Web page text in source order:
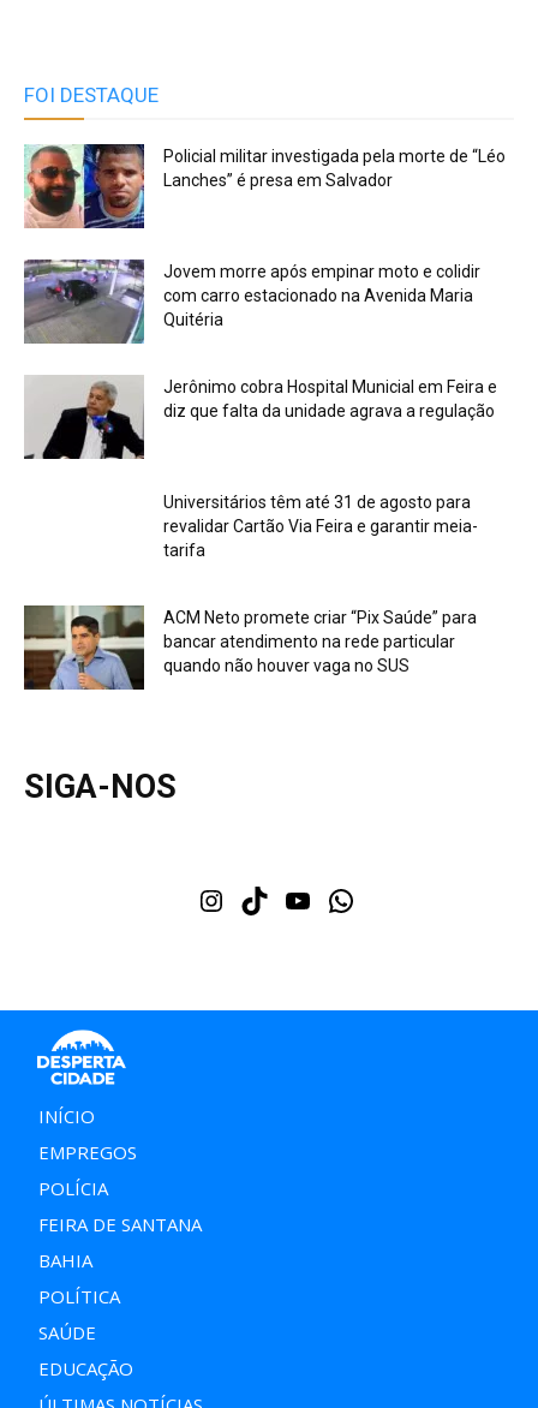
FOI DESTAQUE
Policial militar investigada pela morte de “Léo
Lanches” é presa em Salvador
Jovem morre após empinar moto e colidir
com carro estacionado na Avenida Maria
Quitéria
Jerônimo cobra Hospital Municial em Feira e
diz que falta da unidade agrava a regulação
Universitários têm até 31 de agosto para
revalidar Cartão Via Feira e garantir meia-
tarifa
ACM Neto promete criar “Pix Saúde” para
bancar atendimento na rede particular
quando não houver vaga no SUS
SIGA-NOS
Instagram
TikTok Youtube
INÍCIO
EMPREGOS
POLÍCIA
FEIRA DE SANTANA
BAHIA
POLÍTICA
SAÚDE
EDUCAÇÃO